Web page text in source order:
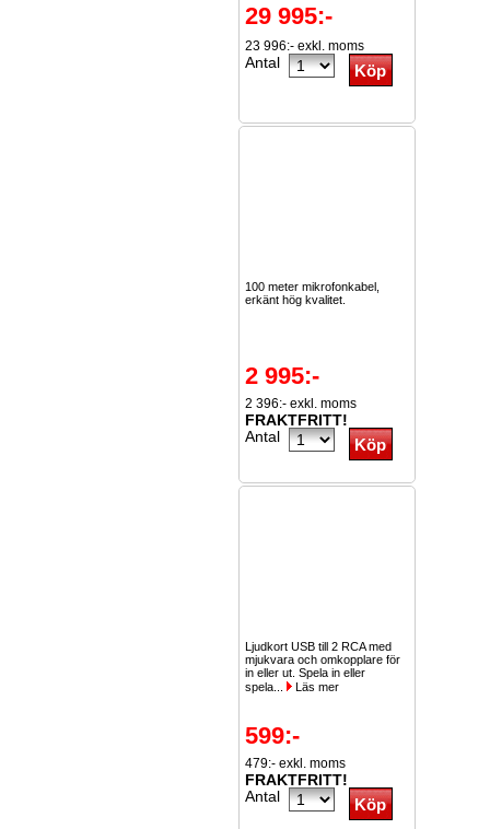
29 995:-
23 996:- exkl. moms
Antal
100 meter mikrofonkabel,
erkänt hög kvalitet.
2 995:-
2 396:- exkl. moms
FRAKTFRITT!
Antal
Ljudkort USB till 2 RCA med
mjukvara och omkopplare för
in eller ut. Spela in eller
spela...
Läs mer
599:-
479:- exkl. moms
FRAKTFRITT!
Antal